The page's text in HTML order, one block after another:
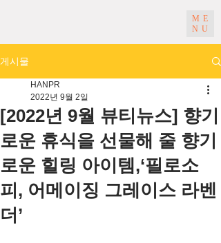
ME
NU
게시물
[2022년 9월 뷰티뉴스] 향기
로운 휴식을 선물해 줄 향기
로운 힐링 아이템,‘필로소
피, 어메이징 그레이스 라벤
더’
HANPR
2022년 9월 2일